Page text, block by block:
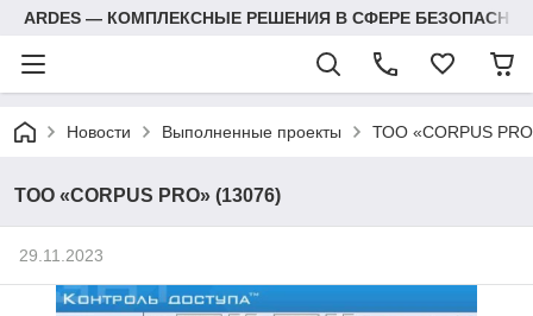
ARDES — КОМПЛЕКСНЫЕ РЕШЕНИЯ В СФЕРЕ
Новости Выполненные проекты ТОО «CORPUS
ТОО «CORPUS PRO» (13076)
29.11.2023